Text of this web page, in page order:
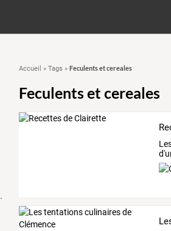
Accueil » Tags » Feculents et cereales
Feculents et cereales